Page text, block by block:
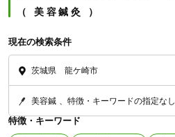
美容鍼灸
現在の検索条件
茨城県 龍ケ崎市
美容鍼 特徴・キーワードの指定なし
特徴・キーワード
「健康にはりを見た」